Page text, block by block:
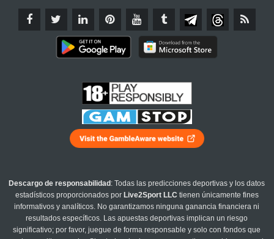
Descargo de responsabilidad : Todas las predicciones deportivas y los datos
estadísticos proporcionados por Live2Sport LLC tienen únicamente fines
informativos y analíticos. No garantizamos ninguna ganancia financiera ni
resultados específicos. Las apuestas deportivas implican un riesgo
significativo; por favor, juegue de forma responsable y solo con fondos que